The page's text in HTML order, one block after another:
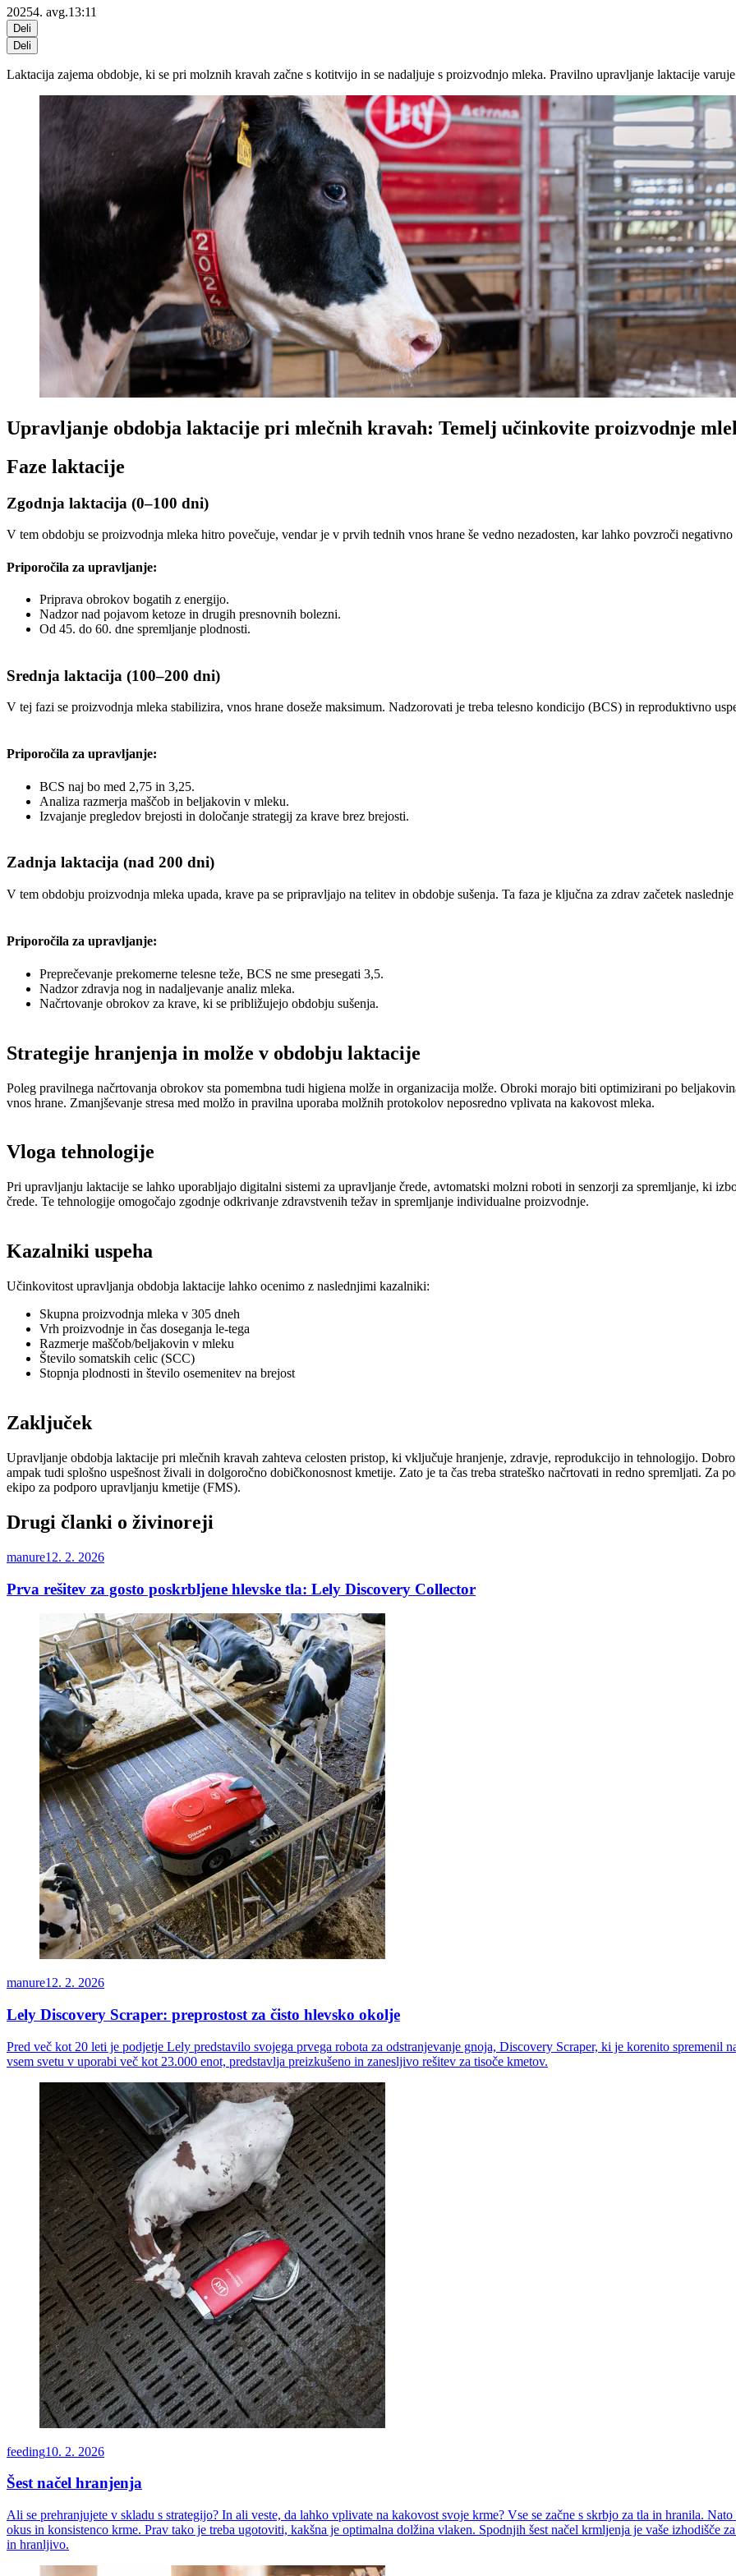
20254. avg.13:11
Deli
Deli
Laktacija zajema obdobje, ki se pri molznih kravah začne s kotitvijo in se nadaljuje s proizvodnjo mleka. Pravilno upravljanje laktacije
Upravljanje obdobja laktacije pri mlečnih kravah: Temelj učinkovite proizvodnje
Faze laktacije
Zgodnja laktacija (0–100 dni)
V tem obdobju se proizvodnja mleka hitro povečuje, vendar je v prvih tednih vnos hrane še vedno nezadosten, kar lahko povzroči
Priporočila za upravljanje:
Priprava obrokov bogatih z energijo.
Nadzor nad pojavom ketoze in drugih presnovnih bolezni.
Od 45. do 60. dne spremljanje plodnosti.
Srednja laktacija (100–200 dni)
V tej fazi se proizvodnja mleka stabilizira, vnos hrane doseže maksimum. Nadzorovati je treba telesno kondicijo (BCS) in reproduktivno
Priporočila za upravljanje:
BCS naj bo med 2,75 in 3,25.
Analiza razmerja maščob in beljakovin v mleku.
Izvajanje pregledov brejosti in določanje strategij za krave brez brejosti.
Zadnja laktacija (nad 200 dni)
V tem obdobju proizvodnja mleka upada, krave pa se pripravljajo na telitev in obdobje sušenja. Ta faza je ključna za zdrav začetek
Priporočila za upravljanje:
Preprečevanje prekomerne telesne teže, BCS ne sme presegati 3,5.
Nadzor zdravja nog in nadaljevanje analiz mleka.
Načrtovanje obrokov za krave, ki se približujejo obdobju sušenja.
Strategije hranjenja in molže v obdobju laktacije
Poleg pravilnega načrtovanja obrokov sta pomembna tudi higiena molže in organizacija molže. Obroki morajo biti optimizirani po
vnos hrane. Zmanjševanje stresa med molžo in pravilna uporaba molžnih protokolov neposredno vplivata na kakovost mleka.
Vloga tehnologije
Pri upravljanju laktacije se lahko uporabljajo digitalni sistemi za upravljanje črede, avtomatski molzni roboti in senzorji za spremljanje, ki
črede. Te tehnologije omogočajo zgodnje odkrivanje zdravstvenih težav in spremljanje individualne proizvodnje.
Kazalniki uspeha
Učinkovitost upravljanja obdobja laktacije lahko ocenimo z naslednjimi kazalniki:
Skupna proizvodnja mleka v 305 dneh
Vrh proizvodnje in čas doseganja le-tega
Razmerje maščob/beljakovin v mleku
Število somatskih celic (SCC)
Stopnja plodnosti in število osemenitev na brejost
Zaključek
Upravljanje obdobja laktacije pri mlečnih kravah zahteva celosten pristop, ki vključuje hranjenje, zdravje, reprodukcijo in tehnologijo.
ampak tudi splošno uspešnost živali in dolgoročno dobičkonosnost kmetije. Zato je ta čas treba strateško načrtovati in redno spremljati. Za
ekipo za podporo upravljanju kmetije (FMS).
Drugi članki o živinoreji
manure12. 2. 2026
Prva rešitev za gosto poskrbljene hlevske tla: Lely Discovery Collector
manure12. 2. 2026
Lely Discovery Scraper: preprostost za čisto hlevsko okolje
Pred več kot 20 leti je podjetje Lely predstavilo svojega prvega robota za odstranjevanje gnoja, Discovery Scraper, ki je korenito spremenil
vsem svetu v uporabi več kot 23.000 enot, predstavlja preizkušeno in zanesljivo rešitev za tisoče kmetov.
feeding10. 2. 2026
Šest načel hranjenja
Ali se prehranjujete v skladu s strategijo? In ali veste, da lahko vplivate na kakovost svoje krme? Vse se začne s skrbjo za tla in hranila.
okus in konsistenco krme. Prav tako je treba ugotoviti, kakšna je optimalna dolžina vlaken. Spodnjih šest načel krmljenja je vaše izhodišče
in hranljivo.